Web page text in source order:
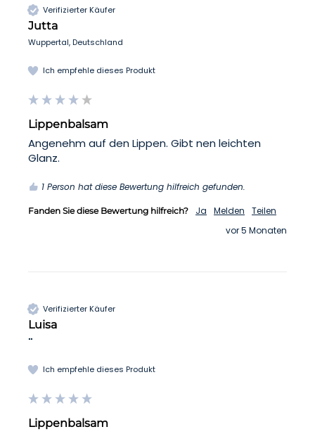
Verifizierter Käufer
Jutta
Wuppertal, Deutschland
Ich empfehle dieses Produkt
Lippenbalsam
Angenehm auf den Lippen. Gibt nen leichten
Glanz.
1 Person hat diese Bewertung hilfreich gefunden.
Fanden Sie diese Bewertung hilfreich? Ja Melden
Teilen
vor 5 Monaten
Verifizierter Käufer
Luisa
""
Ich empfehle dieses Produkt
Lippenbalsam